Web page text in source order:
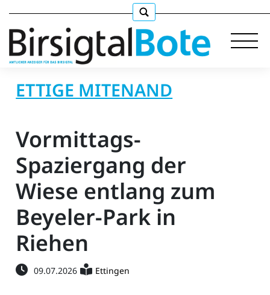
E-
Paper
ETTIGE MITENAND
Vormittags-
Spaziergang der
Wiese entlang zum
Beyeler-Park in
Riehen
09.07.2026 Ettingen